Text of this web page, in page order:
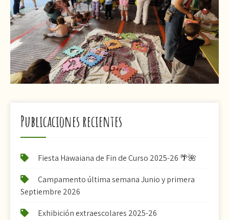
Publicaciones recientes
Fiesta Hawaiana de Fin de Curso 2025-26 🌴🌺
Campamento última semana Junio y primera
Septiembre 2026
Exhibición extraescolares 2025-26